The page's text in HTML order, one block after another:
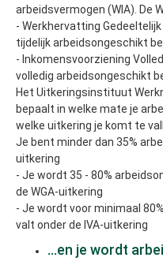
arbeidsvermogen (WIA). De
- Werkhervatting
tijdelijk arbeidsongeschikt
- Inkomensvoorziening
volledig arbeidsongeschikt
Het Uitkeringsinstituut
bepaalt in welke mate je
welke uitkering je komt te
Je bent minder dan 35%
uitkering
- Je wordt 35 - 80%
de WGA-uitkering
- Je wordt voor minimaal
valt onder de IVA-uitkering
...en je wordt